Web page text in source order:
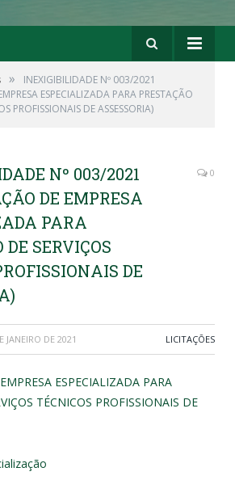
»
INEXIGIBILIDADE Nº 003/2021
ESPECIALIZADA PARA PRESTAÇÃO
PROFISSIONAIS DE ASSESSORIA)
Nº 003/2021
DE EMPRESA
PARA
DE SERVIÇOS
DE
0
JANEIRO DE 2021 LICITAÇÕES
ESPECIALIZADA PARA
TÉCNICOS PROFISSIONAIS DE